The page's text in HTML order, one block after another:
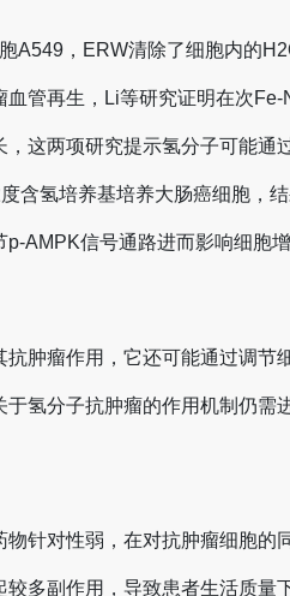
A549，ERW清除了细胞内的
管再生，Li等研究证明在次
这两项研究提示氢分子可能
含氢培养基培养大肠癌细胞
AMPK信号通路进而影响细
肿瘤作用，它还可能通过调
氢分子抗肿瘤的作用机制仍需
针对性弱，在对抗肿瘤细胞
多副作用，导致患者生活质